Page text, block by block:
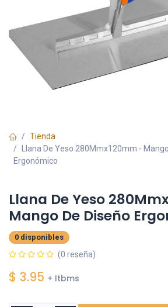
Tienda
Llana De Yeso 280Mmx120mm -
Ergonómico
Llana De Yeso
Mango De Diseño
0 disponibles
(0 reseña)
$ 3.95 + Itbms